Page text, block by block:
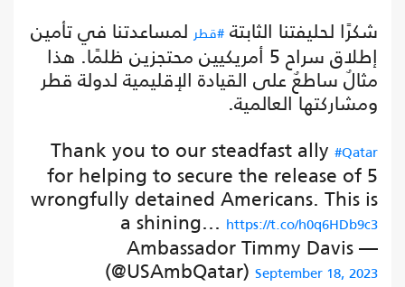
شكرًا لحليفتنا الثابتة #قطر لمساعدتنا في تأمين
إطلاق سراح 5 أمريكيين محتجزين ظلمًا. هذا
مثالٌ ساطعٌ على القيادة الإقليمية لدولة قطر
ومشاركتها العالمية.
Thank you to our steadfast ally #Qatar
for helping to secure the release of 5
wrongfully detained Americans. This is
a shining… https://t.co/h0q6HDb9c3
— Ambassador Timmy Davis
(@USAmbQatar) September 18, 2023